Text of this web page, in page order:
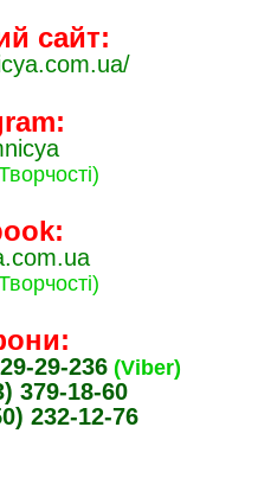
сайт:
29-236 (Viber)
379-18-60
232-12-76